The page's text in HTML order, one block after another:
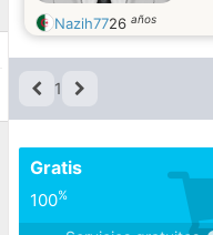
Nazih7726 años
1
Gratis
100%